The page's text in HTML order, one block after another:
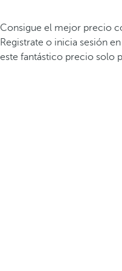
Consigue el mejor precio
Registrate o inicia sesión
este fantástico precio solo